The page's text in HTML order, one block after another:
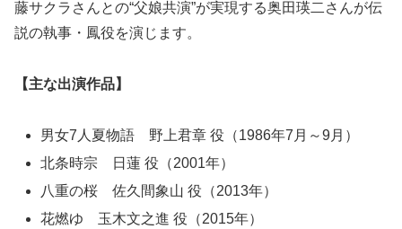
藤サクラさんとの“父娘共演”が実現する奥田瑛二さんが伝
説の執事・鳳役を演じます。
【主な出演作品】
男女7人夏物語 野上君章 役（1986年7月～9月）
北条時宗 日蓮 役（2001年）
八重の桜 佐久間象山 役（2013年）
花燃ゆ 玉木文之進 役（2015年）